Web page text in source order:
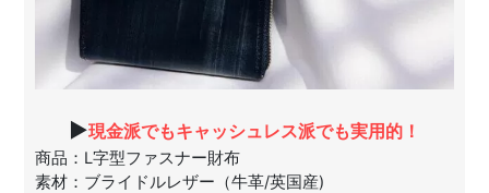
▶現金派でもキャッシュレス派でも実用的！
商品：L字型ファスナー財布
素材：ブライドルレザー（牛革/英国産)